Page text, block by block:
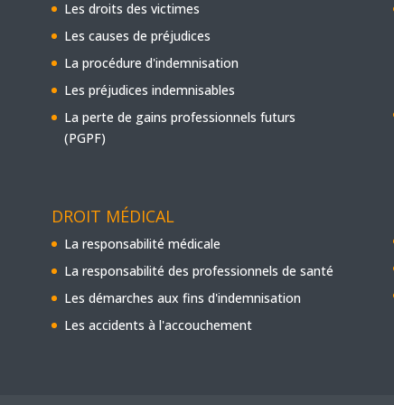
Les droits des victimes
Les causes de préjudices
La procédure d'indemnisation
Les préjudices indemnisables
La perte de gains professionnels futurs
(PGPF)
DROIT MÉDICAL
La responsabilité médicale
La responsabilité des professionnels de santé
Les démarches aux fins d'indemnisation
Les accidents à l'accouchement